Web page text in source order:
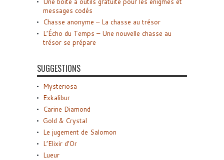
messages codés
Chasse anonyme – La chasse au trésor
L’Écho du Temps – Une nouvelle chasse au
trésor se prépare
SUGGESTIONS
Mysteriosa
Exkalibur
Carine Diamond
Gold & Crystal
Le jugement de Salomon
L’Elixir d’Or
Lueur